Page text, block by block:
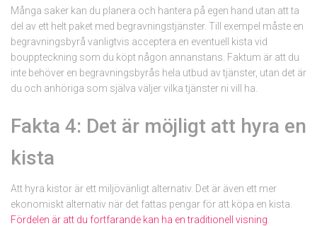
Många saker kan du planera och hantera på egen hand utan att ta
del av ett helt paket med begravningstjänster. Till exempel måste en
begravningsbyrå vanligtvis acceptera en eventuell kista vid
bouppteckning som du köpt någon annanstans. Faktum är att du
inte behöver en begravningsbyrås hela utbud av tjänster, utan det är
du och anhöriga som själva väljer vilka tjänster ni vill ha.
Fakta 4: Det är möjligt att hyra en
kista
Att hyra kistor är ett miljövänligt alternativ. Det är även ett mer
ekonomiskt alternativ när det fattas pengar för att köpa en kista.
Fördelen är att du fortfarande kan ha en traditionell visning